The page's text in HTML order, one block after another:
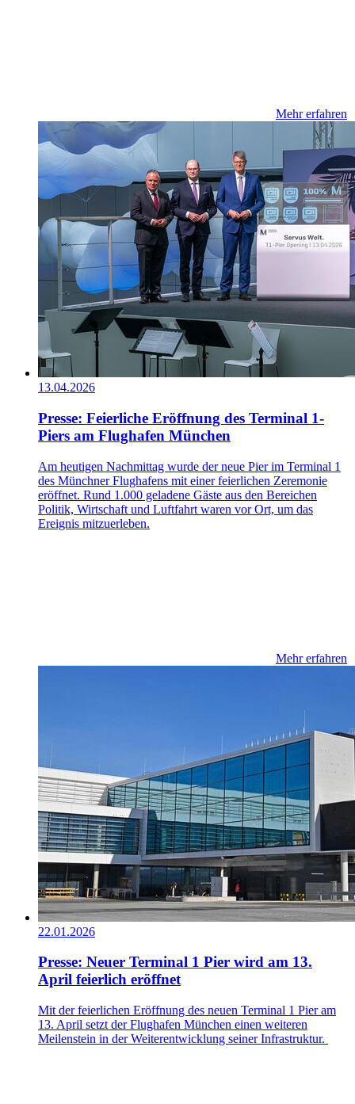
Mehr erfahren
13.04.2026
Presse: Feierliche Eröffnung des Terminal 1-
Piers am Flughafen München
Am heutigen Nachmittag wurde der neue Pier im Terminal 1
des Münchner Flughafens mit einer feierlichen Zeremonie
eröffnet. Rund 1.000 geladene Gäste aus den Bereichen
Politik, Wirtschaft und Luftfahrt waren vor Ort, um das
Ereignis mitzuerleben.
Mehr erfahren
22.01.2026
Presse: Neuer Terminal 1 Pier wird am 13.
April feierlich eröffnet
Mit der feierlichen Eröffnung des neuen Terminal 1 Pier am
13. April setzt der Flughafen München einen weiteren
Meilenstein in der Weiterentwicklung seiner Infrastruktur.